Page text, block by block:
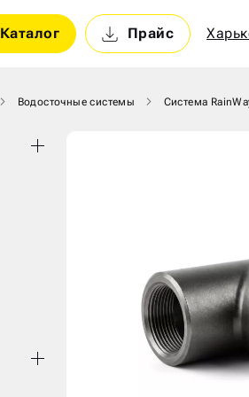
Каталог Прайс
Водосточные системы Система